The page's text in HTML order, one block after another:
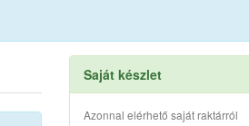
Saját készlet
Azonnal elérhető saját raktárról